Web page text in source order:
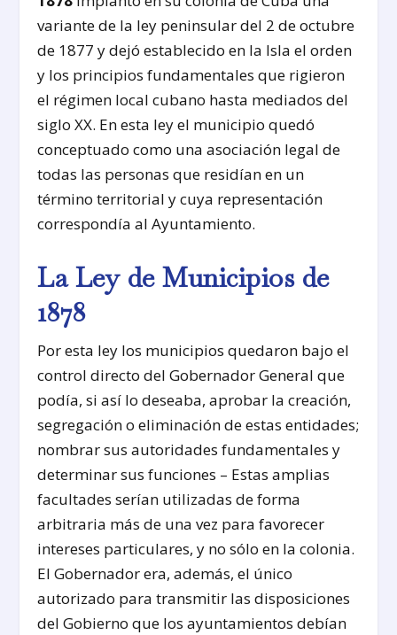
variante de la ley peninsular del 2 de octubre
de 1877 y dejó establecido en la Isla el orden
y los principios fundamentales que rigieron
el régimen local cubano hasta mediados del
siglo XX. En esta ley el municipio quedó
conceptuado como una asociación legal de
todas las personas que residían en un
término territorial y cuya representación
correspondía al Ayuntamiento.
La Ley de Municipios de
1878
Por esta ley los municipios quedaron bajo el
control directo del Gobernador General que
podía, si así lo deseaba, aprobar la creación,
segregación o eliminación de estas entidades;
nombrar sus autoridades fundamentales y
determinar sus funciones – Estas amplias
facultades serían utilizadas de forma
arbitraria más de una vez para favorecer
intereses particulares, y no sólo en la colonia.
El Gobernador era, además, el único
autorizado para transmitir las disposiciones
del Gobierno que los ayuntamientos debían